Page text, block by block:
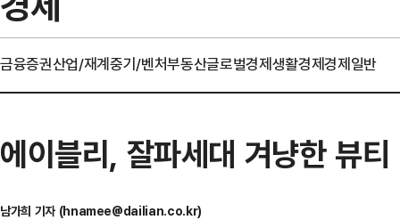
금융증권산업/재계중기/벤처부동산글로벌경제생활경제경제일반
에이블리, 잘파세대 겨냥한 뷰
남가희 기자 (hnamee@dailian.co.kr)